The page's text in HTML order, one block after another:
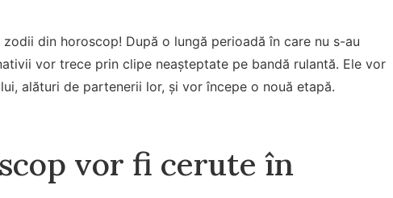
din horoscop! După o lungă perioadă în care nu s-au
vor trece prin clipe neașteptate pe bandă rulantă. Ele vor
alături de partenerii lor, și vor începe o nouă etapă.
vor fi cerute în